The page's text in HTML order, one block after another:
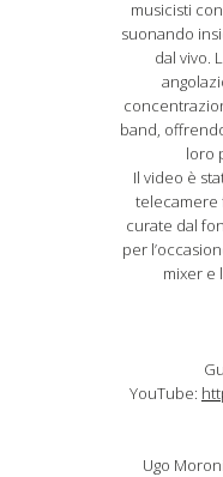
musicisti
suonando
dal vivo.
band,
loro
Il video è
telecamere
curate dal
per
mixer e
YouTube:
Ugo